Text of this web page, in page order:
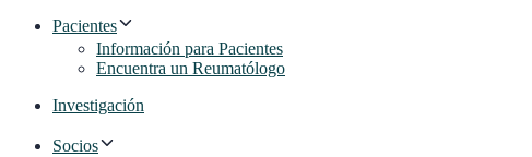
Pacientes
Información para Pacientes
Encuentra un Reumatólogo
Investigación
Socios